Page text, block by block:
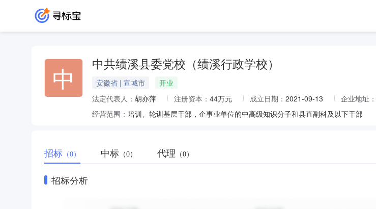
中 中共绩溪县委党校（绩溪行政学校）
安徽省 | 宣城市
开业
法定代表人： 胡亦萍 注册资本： 44万元 成立日期： 2021-09-13 企业地址：
经营范围： 培训、轮训基层干部，企事业单位的中高级知识分子和县直副科及以下干部
招标 （0） 中标 （0） 代理 （0）
招标分析